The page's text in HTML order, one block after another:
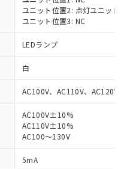
ユニット位置2: 点灯ユニット
ユニット位置3: NC
LEDランプ
白
AC100V、AC110V、AC120V
AC100V±10%
AC110V±10%
AC100～130V
5mA
令（10物質）の
提供可能な商品で